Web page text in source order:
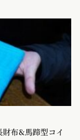
布&馬蹄型コイ